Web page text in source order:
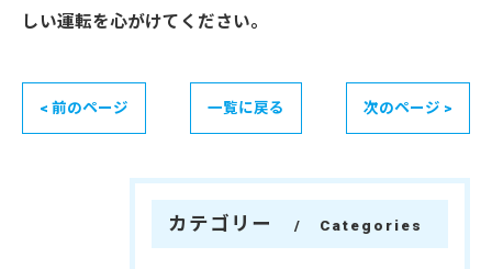
しい運転を心がけてください。
< 前のページ 一覧に戻る 次のページ >
カテゴリー Categories